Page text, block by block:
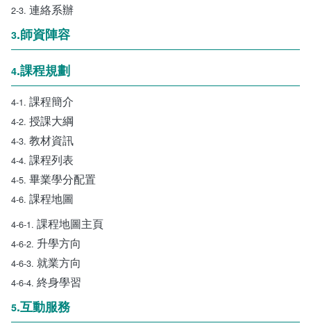
終身學習
2-3. 連絡系辦
3.師資陣容
4.課程規劃
4-1. 課程簡介
4-2. 授課大綱
4-3. 教材資訊
4-4. 課程列表
4-5. 畢業學分配置
4-6. 課程地圖
4-6-1. 課程地圖主頁
4-6-2. 升學方向
4-6-3. 就業方向
4-6-4. 終身學習
5.互動服務